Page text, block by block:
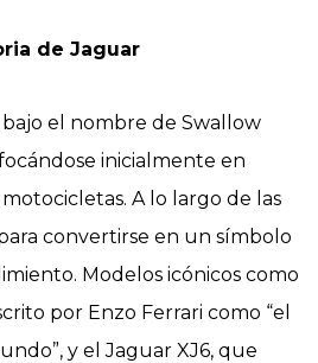
de Jaguar
bajo el nombre de Swallow
inicialmente en
A lo largo de las
convertirse en un símbolo
Modelos icónicos como
por Enzo Ferrari como “el
y el Jaguar XJ6, que